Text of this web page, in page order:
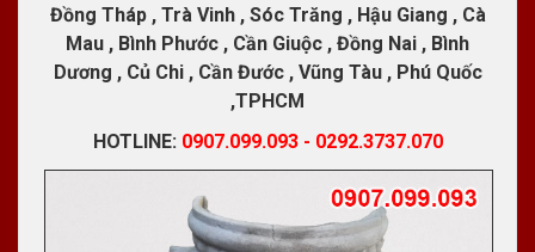
Đồng Tháp , Trà Vinh , Sóc Trăng , Hậu Giang , Cà
Mau , Bình Phước , Cần Giuộc , Đồng Nai , Bình
Dương , Củ Chi , Cần Đước , Vũng Tàu , Phú Quốc
,TPHCM
HOTLINE: 0907.099.093 - 0292.3737.070